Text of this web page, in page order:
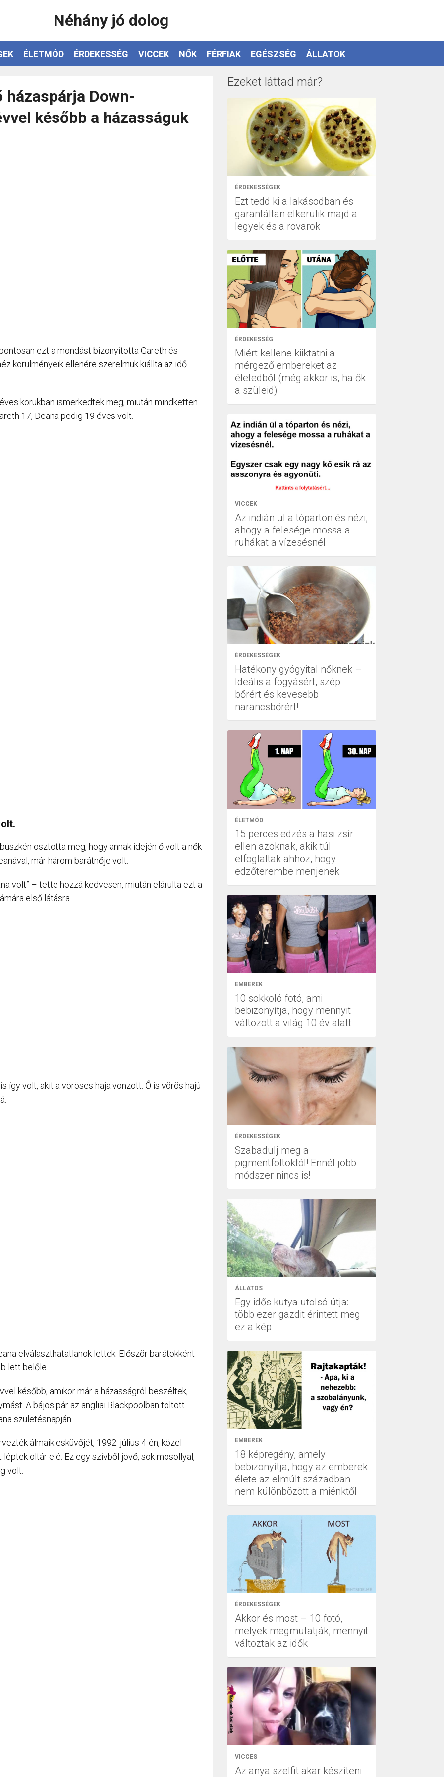
Néhány jó dolog
ÉLETMÓD ÉRDEKESSÉG VICCEK NŐK FÉRFIAK EGÉSZSÉG ÁLLATOK
házaspárja Down-
később a házasságuk
ezt a mondást bizonyította Gareth és
körülményeik ellenére szerelmük kiállta az idő
korukban ismerkedtek meg, miután mindketten
17, Deana pedig 19 éves volt.
osztotta meg, hogy annak idején ő volt a nők
már három barátnője volt.
volt” – tette hozzá kedvesen, miután elárulta ezt a
első látásra.
így volt, akit a vöröses haja vonzott. Ő is vörös hajú
elválaszthatatlanok lettek. Először barátokként
lett belőle.
később, amikor már a házasságról beszéltek,
A bájos pár az angliai Blackpoolban töltött
születésnapján.
álmaik esküvőjét, 1992. július 4-én, közel
oltár elé. Ez egy szívből jövő, sok mosollyal,
volt.
Ezeket láttad már?
ÉRDEKESSÉGEK
Ezt tedd ki a lakásodban és
garantáltan elkerülik majd a
legyek és a rovarok
ÉRDEKESSÉG
Miért kellene kiiktatni a
mérgező embereket az
életedből (még akkor is, ha ők
a szüleid)
VICCEK
Az indián ül a tóparton és nézi,
ahogy a felesége mossa a
ruhákat a vízesésnél
ÉRDEKESSÉGEK
Hatékony gyógyital nőknek –
Ideális a fogyásért, szép
bőrért és kevesebb
narancsbőrért!
ÉLETMÓD
15 perces edzés a hasi zsír
ellen azoknak, akik túl
elfoglaltak ahhoz, hogy
edzőterembe menjenek
EMBEREK
10 sokkoló fotó, ami
bebizonyítja, hogy mennyit
változott a világ 10 év alatt
ÉRDEKESSÉGEK
Szabadulj meg a
pigmentfoltoktól! Ennél jobb
módszer nincs is!
ÁLLATOS
Egy idős kutya utolsó útja:
több ezer gazdit érintett meg
ez a kép
EMBEREK
18 képregény, amely
bebizonyítja, hogy az emberek
élete az elmúlt században
nem különbözött a miénktől
ÉRDEKESSÉGEK
Akkor és most – 10 fotó,
melyek megmutatják, mennyit
változtak az idők
VICCES
Az anya szelfit akar készíteni